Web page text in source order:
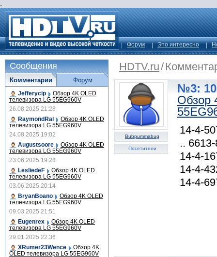
.
Форум Это интересно
HDTV.ru/
Bubpummabug
Посетители
№3: 10
Обзор
14-4-
..
14-4-
14-4-
14-4-
Сообщения
Комментарии
Jefferycip Обзор 4K OLED
телевизора LG 55EG960V
26.08.2025 21:28
RaymondRal
Обзор 4K OLED
телевизора LG 55EG960V
24.08.2025 19:02
Augustsoore
Обзор 4K OLED
телевизора LG 55EG960V
23.06.2025 19:28
LesliedeF
Обзор 4K OLED
телевизора LG 55EG960V
03.06.2025 20:14
BryanBoano
Обзор 4K OLED
телевизора LG 55EG960V
09.03.2025 21:51
Eugenrex
Обзор 4K OLED
телевизора LG 55EG960V
29.01.2025 22:36
XRumer23Wence
Обзор 4K
OLED телевизора LG 55EG960V
Форум